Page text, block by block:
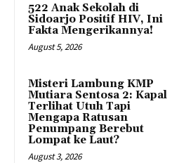
522 Anak Sekolah di
Sidoarjo Positif HIV, Ini
Fakta Mengerikannya!
August 5, 2026
Misteri Lambung KMP
Mutiara Sentosa 2: Kapal
Terlihat Utuh Tapi
Mengapa Ratusan
Penumpang Berebut
Lompat ke Laut?
August 3, 2026